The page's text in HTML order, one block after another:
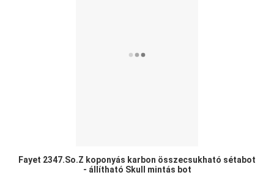
Fayet 2347.So.Z koponyás karbon összecsukható sétabot
- állítható Skull mintás bot